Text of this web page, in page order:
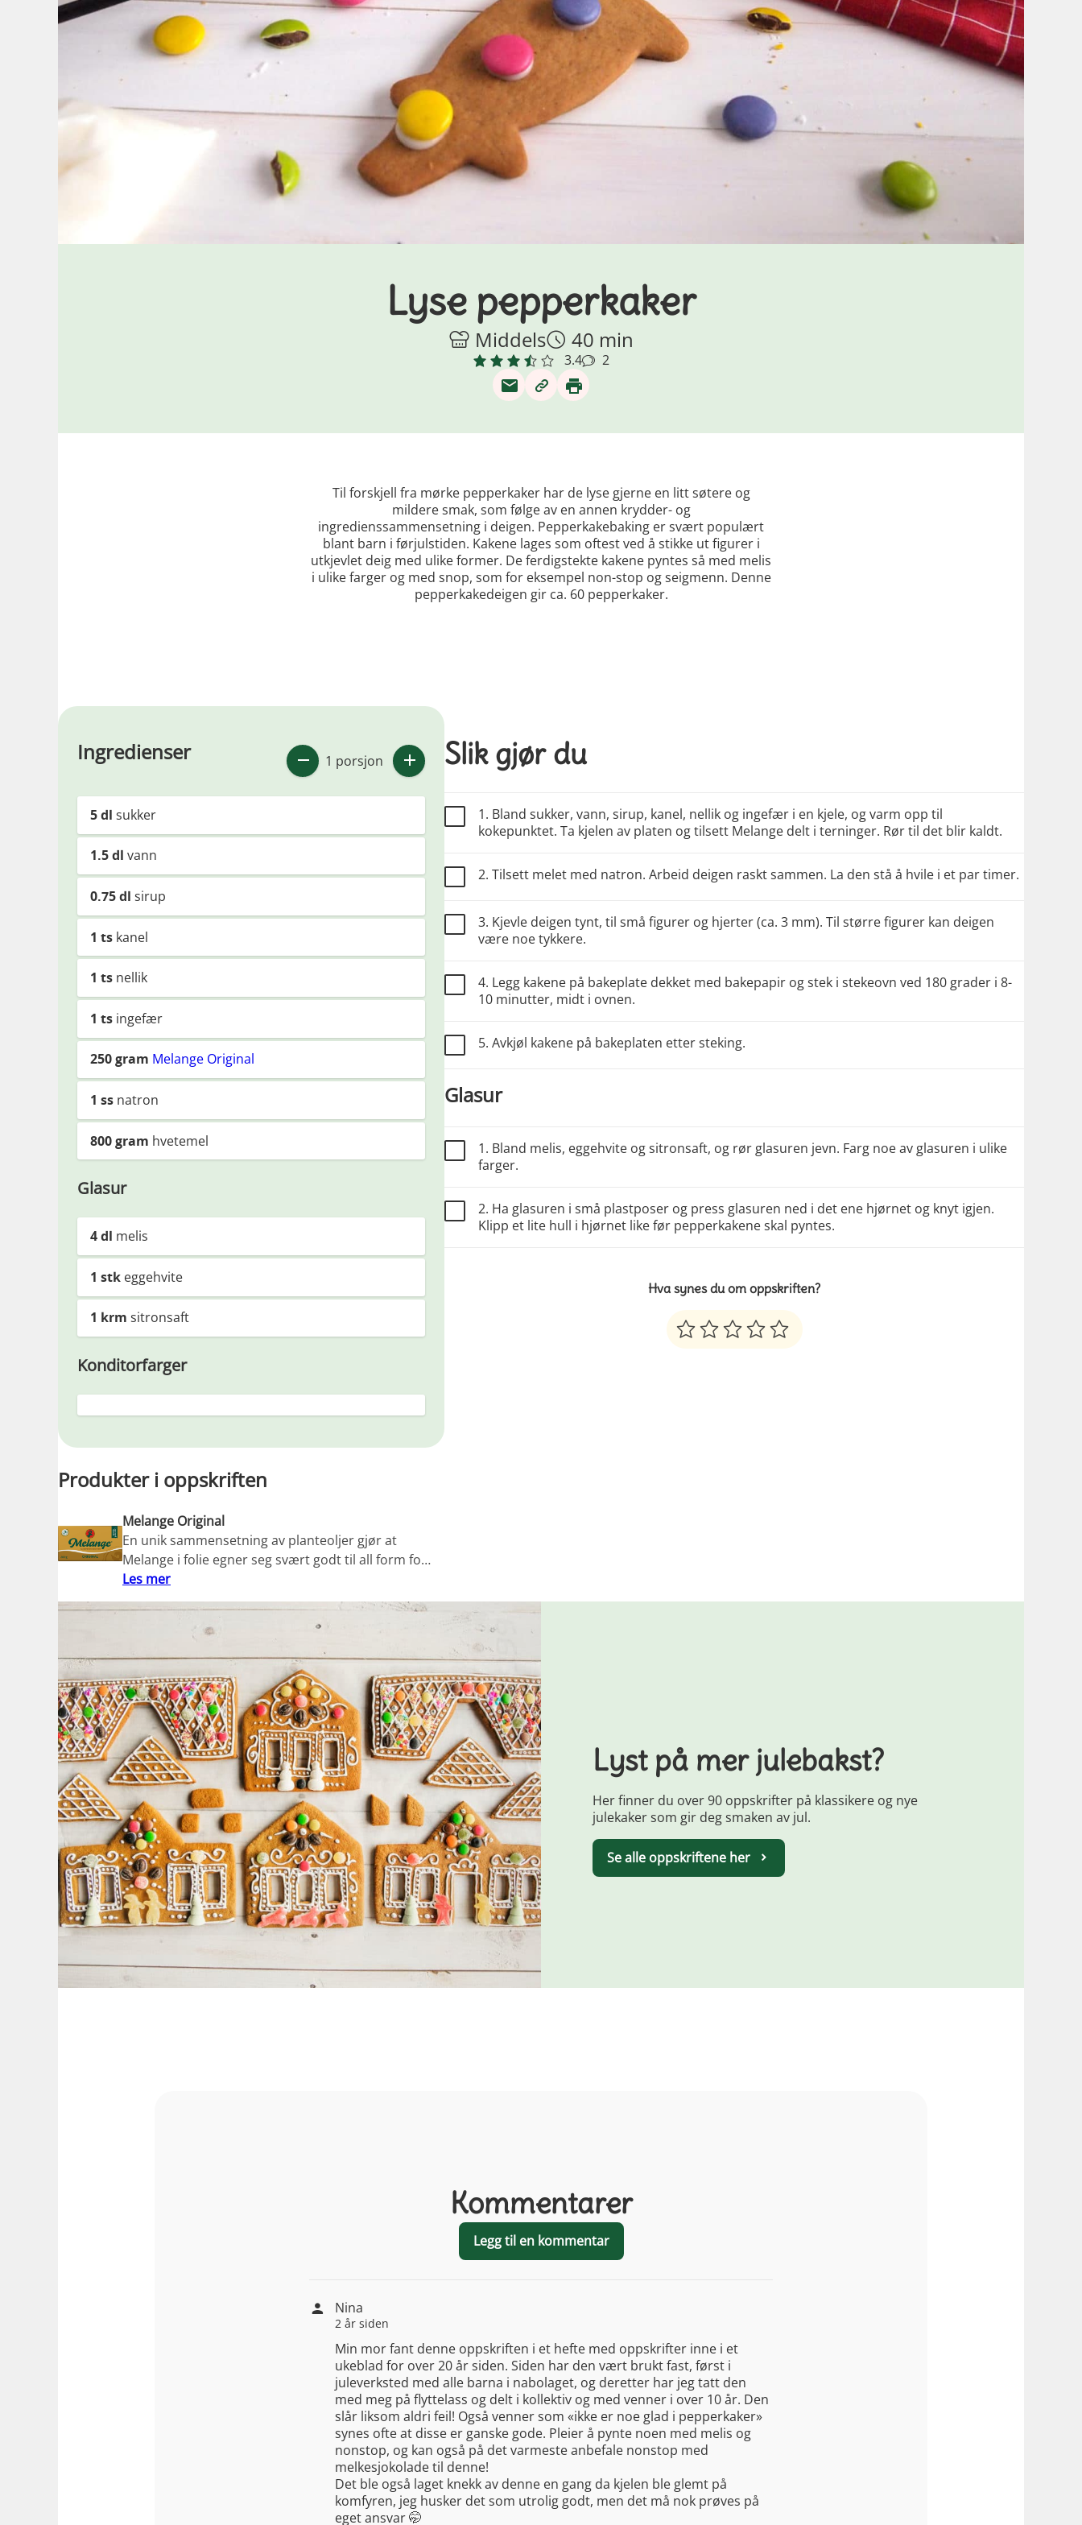
Lyse pepperkaker
Middels 40 min
3.4 2
Til forskjell fra mørke pepperkaker har de lyse gjerne en litt søtere og
mildere smak, som følge av en annen krydder- og
ingredienssammensetning i deigen. Pepperkakebaking er svært populært
blant barn i førjulstiden. Kakene lages som oftest ved å stikke ut figurer i
utkjevlet deig med ulike former. De ferdigstekte kakene pyntes så med melis
i ulike farger og med snop, som for eksempel non-stop og seigmenn. Denne
pepperkakedeigen gir ca. 60 pepperkaker.
Ingredienser 1 porsjon
5dl sukker
1.5dl vann
0.75dl sirup
1 ts kanel
1 ts nellik
1 ts ingefær
250gram Melange Original
1 ss natron
800gram hvetemel
Glasur
4dl melis
1 stk eggehvite
1 krm sitronsaft
Konditorfarger
Produkter i oppskriften
Melange Original
En unik sammensetning av planteoljer gjør at
Melange i folie egner seg svært godt til all form fo…
Les mer
Slik gjør du
1. Bland sukker, vann, sirup, kanel, nellik og ingefær i en kjele, og varm opp til
kokepunktet. Ta kjelen av platen og tilsett Melange delt i terninger. Rør til det blir kaldt.
2. Tilsett melet med natron. Arbeid deigen raskt sammen. La den stå å hvile i et par timer.
3. Kjevle deigen tynt, til små figurer og hjerter (ca. 3 mm). Til større figurer kan deigen
være noe tykkere.
4. Legg kakene på bakeplate dekket med bakepapir og stek i stekeovn ved 180 grader i 8-
10 minutter, midt i ovnen.
5. Avkjøl kakene på bakeplaten etter steking.
Glasur
1. Bland melis, eggehvite og sitronsaft, og rør glasuren jevn. Farg noe av glasuren i ulike
farger.
2. Ha glasuren i små plastposer og press glasuren ned i det ene hjørnet og knyt igjen.
Klipp et lite hull i hjørnet like før pepperkakene skal pyntes.
Hva synes du om oppskriften?
Lyst på mer julebakst?
Her finner du over 90 oppskrifter på klassikere og nye
julekaker som gir deg smaken av jul.
Se alle oppskriftene her
Kommentarer
Legg til en kommentar
Nina
2 år siden
Min mor fant denne oppskriften i et hefte med oppskrifter inne i et
ukeblad for over 20 år siden. Siden har den vært brukt fast, først i
juleverksted med alle barna i nabolaget, og deretter har jeg tatt den
med meg på flyttelass og delt i kollektiv og med venner i over 10 år. Den
slår liksom aldri feil! Også venner som «ikke er noe glad i pepperkaker»
synes ofte at disse er ganske gode. Pleier å pynte noen med melis og
nonstop, og kan også på det varmeste anbefale nonstop med
melkesjokolade til denne!
Det ble også laget knekk av denne en gang da kjelen ble glemt på
komfyren, jeg husker det som utrolig godt, men det må nok prøves på
eget ansvar 🤭